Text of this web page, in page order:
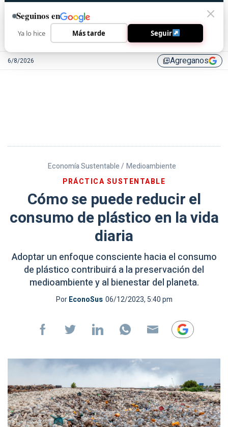
6/8/2026 library_addAgreganos
Economía Sustentable / Medioambiente
PRÁCTICA SUSTENTABLE
Cómo se puede reducir el
consumo de plástico en la vida
diaria
Adoptar un enfoque consciente hacia el consumo
de plástico contribuirá a la preservación del
medioambiente y al bienestar del planeta.
PorEconoSus 06/12/2023, 5:40 pm
Seguinos en
Ya lo hice Más tarde Seguir